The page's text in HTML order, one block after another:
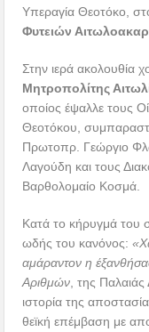
Υπεραγία Θεοτόκο,
Φυτειών
Στην ιερά ακολουθία
Μητροπολίτης
οποίος έψαλλε τους
Θεοτόκου,
Πρωτοπρ. Γεώργιο
Λαγούδη και τους
Βαρθολομαίο Κοσμά.
Κατά το κήρυγμά του
ωδής του κανόνος:
αμάραντον η
Αριθμών , της
ιστορία της
θεϊκή επέμβαση με